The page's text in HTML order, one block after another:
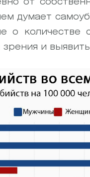
от
думает
о
и